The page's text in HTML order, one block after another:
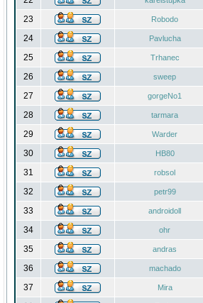
23 Robodo
24 Pavlucha
25 Trhanec
26 sweep
27 gorgeNo1
28 tarmara
29 Warder
30 HB80
31 robsol
32 petr99
33 androidoll
34 ohr
35 andras
36 machado
37 Mira